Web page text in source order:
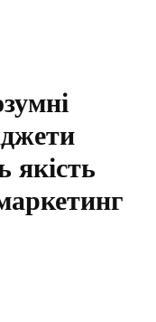
якість